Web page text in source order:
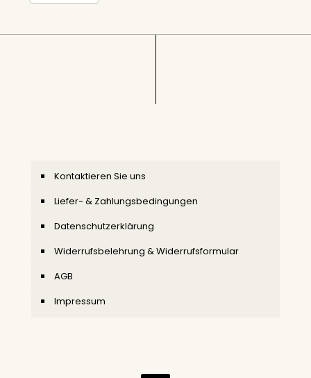
Kontaktieren Sie uns
Liefer- & Zahlungsbedingungen
Datenschutzerklärung
Widerrufsbelehrung & Widerrufsformular
AGB
Impressum